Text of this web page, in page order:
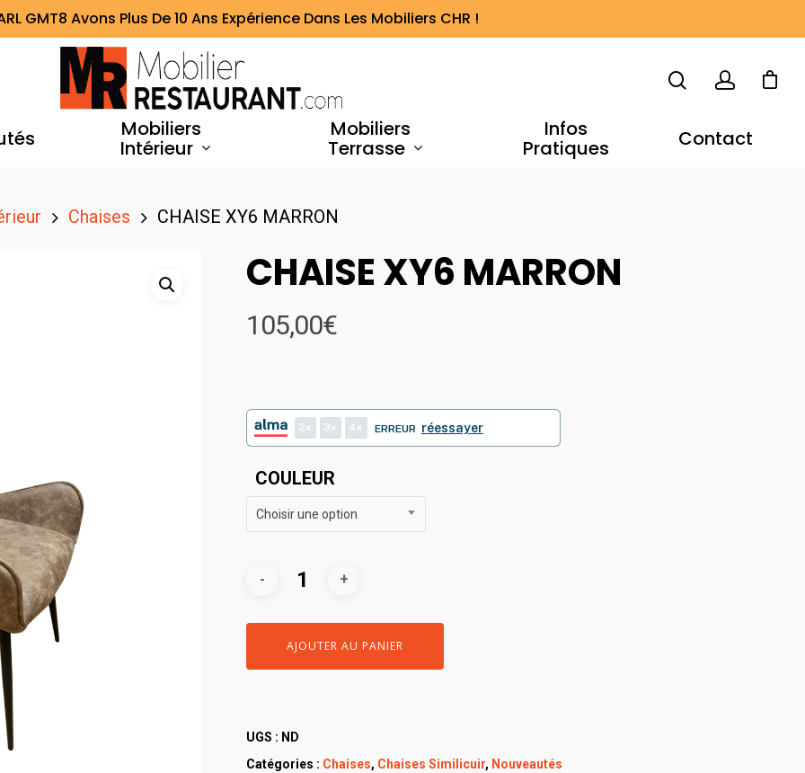
GMT8 Avons Plus De 10 Ans Expérience Dans Les Mobiliers CHR !
Mobiliers
Intérieur
Mobiliers
Terrasse
Infos
Pratiques Contact
Chaises CHAISE XY6 MARRON
CHAISE XY6 MARRON
105,00€
2 3 4 ERREUR réessayer
COULEUR
Choisir une option
AJOUTER AU PANIER
UGS : ND
Catégories : Chaises, Chaises Similicuir, Nouveautés